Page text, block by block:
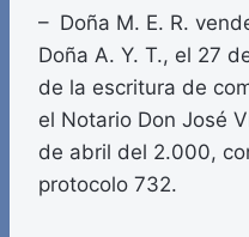
– Doña M. E. R.
Doña A. Y. T., el 27
de la escritura de
el Notario Don José
de abril del 2.000,
protocolo 732.